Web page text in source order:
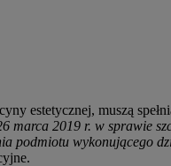
estetycznej, muszą
marca 2019 r. w sprawie
podmiotu wykonującego